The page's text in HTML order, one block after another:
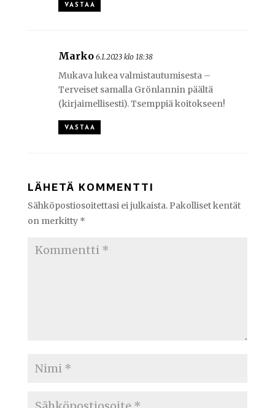
VASTAA
Marko 6.1.2023 klo 18:38
Mukava lukea valmistautumisesta –
Terveiset samalla Grönlannin päältä
(kirjaimellisesti). Tsemppiä koitokseen!
VASTAA
LÄHETÄ KOMMENTTI
Sähköpostiosoitettasi ei julkaista. Pakolliset kentät
on merkitty *